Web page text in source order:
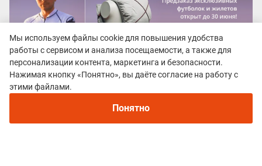
Мы используем файлы cookie для повышения удобства
работы с сервисом и анализа посещаемости, а также для
персонализации контента, маркетинга и безопасности.
Нажимая кнопку «Понятно», вы даёте согласие на работу с
этими файлами.
Понятно